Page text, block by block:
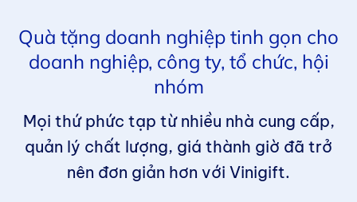
Quà tặng doanh nghiệp tinh gọn cho
doanh nghiệp, công ty, tổ chức, hội
nhóm
Mọi thứ phức tạp từ nhiều nhà cung cấp,
quản lý chất lượng, giá thành giờ đã trở
nên đơn giản hơn với Vinigift.